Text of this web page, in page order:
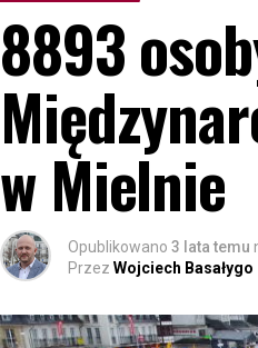
8893
w Mielnie
Opublikowano 3 lata temu
Przez Wojciech Basałygo